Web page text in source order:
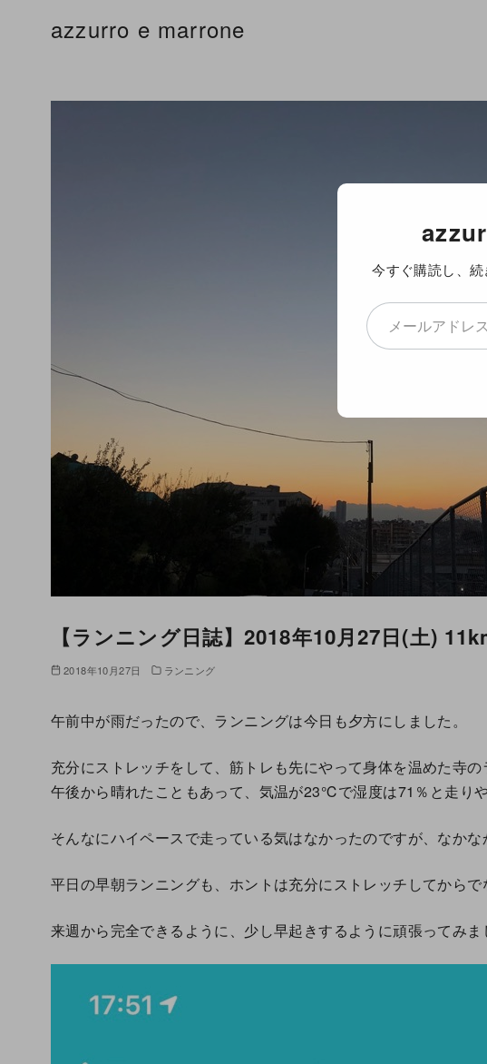
azzurro e marrone
【ランニング日誌】2018年10月27日(土)
2018年10月27日 ランニング
午前中が雨だったので、ランニングは今日も夕方にしました。
充分にストレッチをして、筋トレも先にやって身体を温めた寺
午後から晴れたこともあって、気温が23℃で湿度は71％と走りや
そんなにハイペースで走っている気はなかったのですが、なかな
平日の早朝ランニングも、ホントは充分にストレッチしてからで
来週から完全できるように、少し早起きするように頑張ってみま
今すぐ購読し、